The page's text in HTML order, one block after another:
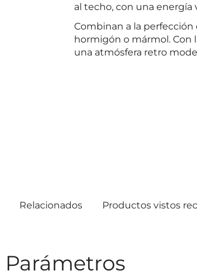
al techo, con una energía
Combinan a la
hormigón o mármol. Con
una atmósfera retro
Relacionados Productos vistos
Parámetros